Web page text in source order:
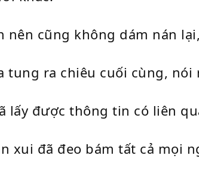
nên cũng không dám nán
tung ra chiêu cuối cùng,
lấy được thông tin có liên
xui đã đeo bám tất cả mọi